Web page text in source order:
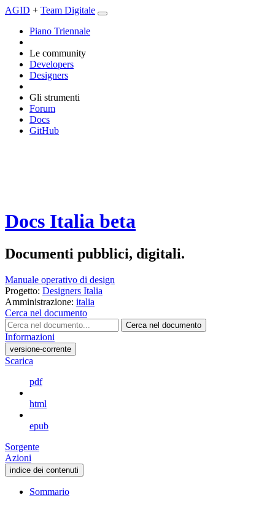
AGID + Team Digitale
Piano Triennale
Le community
Developers
Designers
Gli strumenti
Forum
Docs
GitHub
Docs Italia beta
Documenti pubblici, digitali.
Manuale operativo di design
Progetto: Designers Italia
Amministrazione: italia
Cerca nel documento
Cerca nel documento
Informazioni
versione-corrente
Scarica
pdf
html
epub
Sorgente
Azioni
indice dei contenuti
Sommario